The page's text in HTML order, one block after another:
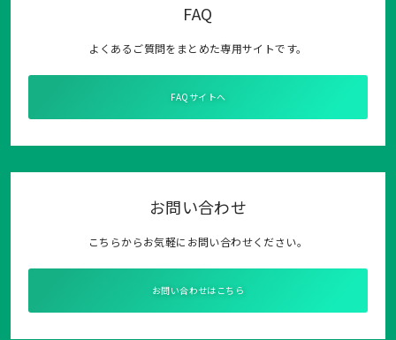
FAQ
よくあるご質問をまとめた専用サイトです。
FAQサイトへ
お問い合わせ
こちらからお気軽にお問い合わせください。
お問い合わせはこちら